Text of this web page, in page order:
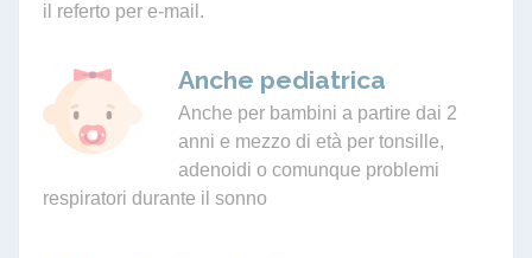
il referto per e-mail.
Anche pediatrica
Anche per bambini a partire dai 2
anni e mezzo di età per tonsille,
adenoidi o comunque problemi
respiratori durante il sonno